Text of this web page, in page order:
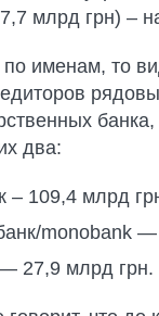
млрд грн) –
именам, то
два:
– 109,4 млрд
monobank
27,9 млрд грн.